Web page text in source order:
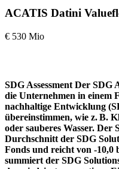
ACATIS Datini
€ 530 Mio
SDG Assessment Der SDG
die Unternehmen in einem
nachhaltige Entwicklung
übereinstimmen, wie z. B.
oder sauberes Wasser. Der
Durchschnitt der SDG
Fonds und reicht von -10,0
summiert der SDG